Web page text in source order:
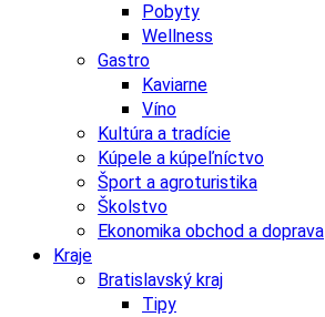
Pobyty
Wellness
Gastro
Kaviarne
Víno
Kultúra a tradície
Kúpele a kúpeľníctvo
Šport a agroturistika
Školstvo
Ekonomika obchod a doprava
Kraje
Bratislavský kraj
Tipy